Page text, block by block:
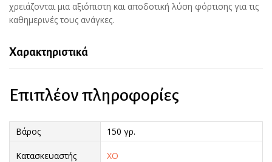
χρειάζονται μια αξιόπιστη και αποδοτική λύση φόρτισης για τις
καθημερινές τους ανάγκες.
Χαρακτηριστικά
Επιπλέον πληροφορίες
Βάρος 150 γρ.
Κατασκευαστής XO